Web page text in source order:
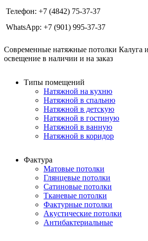
Телефон: +7 (4842) 75-37-37
WhatsApp: +7 (901) 995-37-37
Современные натяжные потолки Калуга
освещение в наличии и на заказ
Типы помещений
Натяжной на кухню
Натяжной в спальню
Натяжной в детскую
Натяжной в гостиную
Натяжной в ванную
Натяжной в коридор
Фактура
Матовые потолки
Глянцевые потолки
Сатиновые потолки
Тканевые потолки
Фактурные потолки
Акустические потолки
Антибактериальные